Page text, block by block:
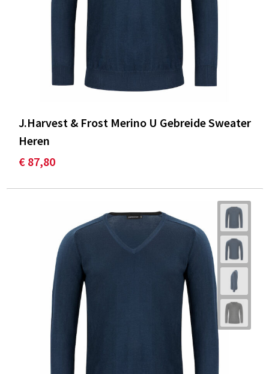
J.Harvest & Frost Merino U Gebreide Sweater
Heren
€ 87,80